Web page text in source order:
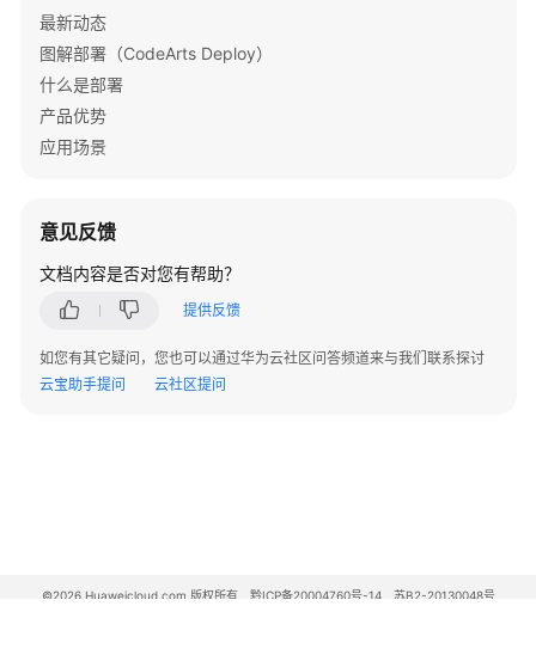
场
景
代
码
示
常
问
公
共
最新动态
图解部署（CodeArts Deploy）
什么是部署
产品优势
应用场景
意见反馈
文档内容是否对您有帮助？
提供反馈
如您有其它疑问，您也可以通过华为云社区问答频道来与我们联系探讨
云宝助手提问
云社区提问
©2026 Huaweicloud.com 版权所有 黔ICP备20004760号-14
苏B2-20130048号